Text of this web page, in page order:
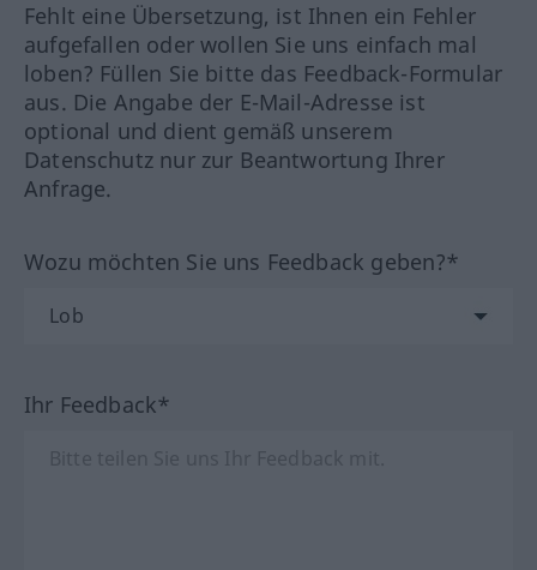
Fehlt eine Übersetzung, ist Ihnen ein Fehler
aufgefallen oder wollen Sie uns einfach mal
loben? Füllen Sie bitte das Feedback-Formular
aus. Die Angabe der E-Mail-Adresse ist
optional und dient gemäß unserem
Datenschutz nur zur Beantwortung Ihrer
Anfrage.
Wozu möchten Sie uns Feedback geben?*
Ihr Feedback*